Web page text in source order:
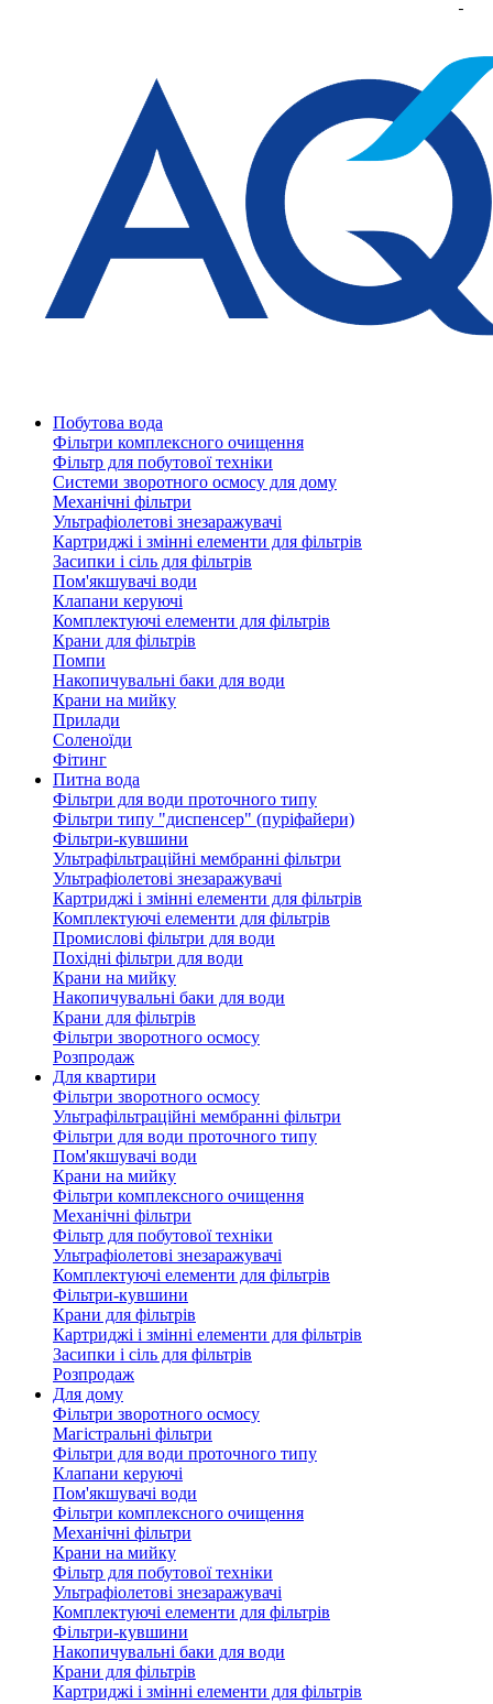
Побутова вода
Фільтри комплексного очищення
Фільтр для побутової техніки
Системи зворотного осмосу для дому
Механічні фільтри
Ультрафіолетові знезаражувачі
Картриджі і змінні елементи для фільтрів
Засипки і сіль для фільтрів
Пом'якшувачі води
Клапани керуючі
Комплектуючі елементи для фільтрів
Крани для фільтрів
Помпи
Накопичувальні баки для води
Крани на мийку
Прилади
Соленоїди
Фітинг
Питна вода
Фільтри для води проточного типу
Фільтри типу "диспенсер" (пуріфайери)
Фільтри-кувшини
Ультрафільтраційні мембранні фільтри
Ультрафіолетові знезаражувачі
Картриджі і змінні елементи для фільтрів
Комплектуючі елементи для фільтрів
Промислові фільтри для води
Похідні фільтри для води
Крани на мийку
Накопичувальні баки для води
Крани для фільтрів
Фільтри зворотного осмосу
Розпродаж
Для квартири
Фільтри зворотного осмосу
Ультрафільтраційні мембранні фільтри
Фільтри для води проточного типу
Пом'якшувачі води
Крани на мийку
Фільтри комплексного очищення
Механічні фільтри
Фільтр для побутової техніки
Ультрафіолетові знезаражувачі
Комплектуючі елементи для фільтрів
Фільтри-кувшини
Крани для фільтрів
Картриджі і змінні елементи для фільтрів
Засипки і сіль для фільтрів
Розпродаж
Для дому
Фільтри зворотного осмосу
Магістральні фільтри
Фільтри для води проточного типу
Клапани керуючі
Пом'якшувачі води
Фільтри комплексного очищення
Механічні фільтри
Крани на мийку
Фільтр для побутової техніки
Ультрафіолетові знезаражувачі
Комплектуючі елементи для фільтрів
Фільтри-кувшини
Накопичувальні баки для води
Крани для фільтрів
Картриджі і змінні елементи для фільтрів